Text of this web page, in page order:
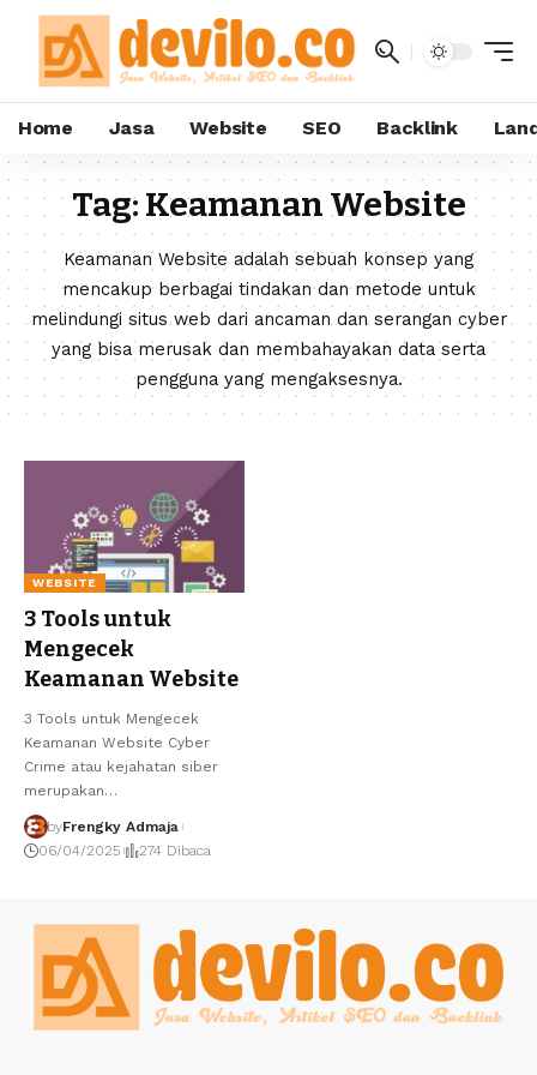
Home Jasa Website SEO Backlink
Tag: Keamanan Website
Keamanan Website adalah sebuah konsep yang
mencakup berbagai tindakan dan metode untuk
melindungi situs web dari ancaman dan serangan cyber
yang bisa merusak dan membahayakan data serta
pengguna yang mengaksesnya.
WEBSITE
3 Tools untuk
Mengecek
Keamanan Website
3 Tools untuk Mengecek
Keamanan Website Cyber
Crime atau kejahatan siber
merupakan…
byFrengky Admaja
06/04/2025
274 Dibaca